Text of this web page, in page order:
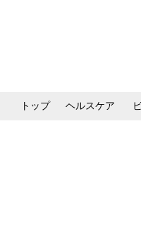
トップ ヘルスケア